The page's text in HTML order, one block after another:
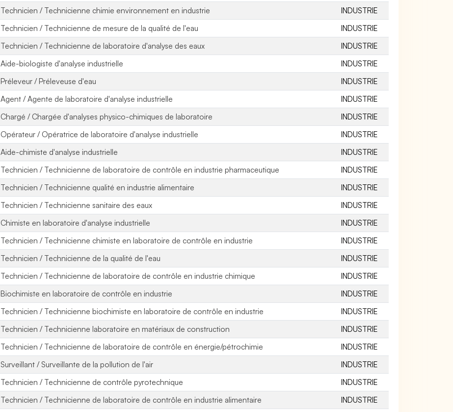
Technicien / Technicienne chimie environnement en industrie
INDUSTRIE
Technicien / Technicienne de mesure de la qualité de l'eau
INDUSTRIE
Technicien / Technicienne de laboratoire d'analyse des eaux
INDUSTRIE
Aide-biologiste d'analyse industrielle
INDUSTRIE
Préleveur / Préleveuse d'eau
INDUSTRIE
Agent / Agente de laboratoire d'analyse industrielle
INDUSTRIE
Chargé / Chargée d'analyses physico-chimiques de laboratoire
INDUSTRIE
Opérateur / Opératrice de laboratoire d'analyse industrielle
INDUSTRIE
Aide-chimiste d'analyse industrielle
INDUSTRIE
Technicien / Technicienne de laboratoire de contrôle en industrie pharmaceutique
INDUSTRIE
Technicien / Technicienne qualité en industrie alimentaire
INDUSTRIE
Technicien / Technicienne sanitaire des eaux
INDUSTRIE
Chimiste en laboratoire d'analyse industrielle
INDUSTRIE
Technicien / Technicienne chimiste en laboratoire de contrôle en industrie
INDUSTRIE
Technicien / Technicienne de la qualité de l'eau
INDUSTRIE
Technicien / Technicienne de laboratoire de contrôle en industrie chimique
INDUSTRIE
Biochimiste en laboratoire de contrôle en industrie
INDUSTRIE
Technicien / Technicienne biochimiste en laboratoire de contrôle en industrie
INDUSTRIE
Technicien / Technicienne laboratoire en matériaux de construction
INDUSTRIE
Technicien / Technicienne de laboratoire de contrôle en énergie/pétrochimie
INDUSTRIE
Surveillant / Surveillante de la pollution de l'air
INDUSTRIE
Technicien / Technicienne de contrôle pyrotechnique
INDUSTRIE
Technicien / Technicienne de laboratoire de contrôle en industrie alimentaire
INDUSTRIE